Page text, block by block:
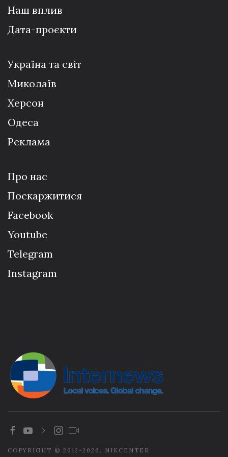
Наш вплив
Дата-проєкти
Україна та світ
Миколаїв
Херсон
Одеса
Реклама
Про нас
Поскаржитися
Facebook
Youtube
Telegram
Instagram
COPYRIGHT © 2012-2026. NIKCENTER